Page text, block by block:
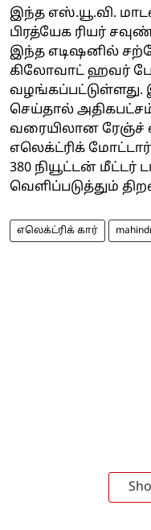
இந்த எஸ்.யூ.வி.
பிரத்யேக ரியர்
இந்த எடிஷனில்
கிலோவாட் ஹவர்
வழங்கப்பட்டுள்ளது.
செய்தால்
வரையிலான ரேஞ்ச்
எலெக்ட்ரிக்
380 நியூட்டன்
வெளிப்படுத்தும்
எலெக்ட்ரிக் கார்